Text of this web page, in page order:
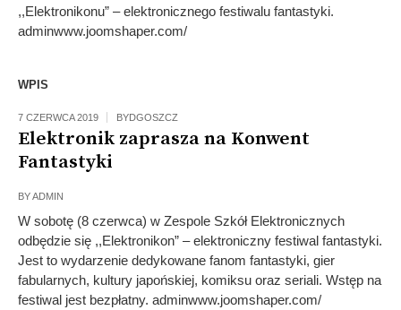
,,Elektronikonu” – elektronicznego festiwalu fantastyki.
adminwww.joomshaper.com/
WPIS
7 CZERWCA 2019 BYDGOSZCZ
Elektronik zaprasza na Konwent
Fantastyki
BYADMIN
W sobotę (8 czerwca) w Zespole Szkół Elektronicznych
odbędzie się ,,Elektronikon” – elektroniczny festiwal fantastyki.
Jest to wydarzenie dedykowane fanom fantastyki, gier
fabularnych, kultury japońskiej, komiksu oraz seriali. Wstęp na
festiwal jest bezpłatny. adminwww.joomshaper.com/